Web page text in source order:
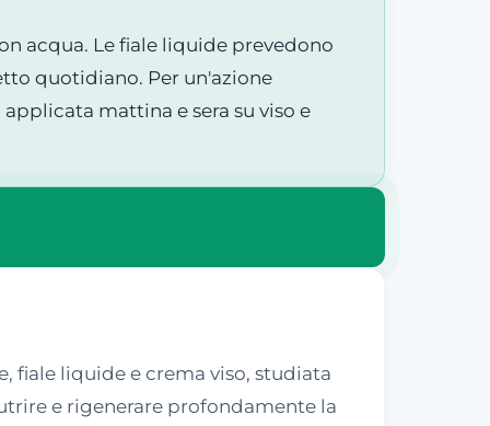
acqua. Le fiale liquide prevedono
quotidiano. Per un'azione
mattina e sera su viso e
fiale liquide e crema viso, studiata
e rigenerare profondamente la